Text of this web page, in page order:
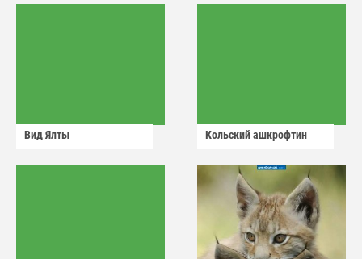
Вид Ялты Кольский ашкрофтин